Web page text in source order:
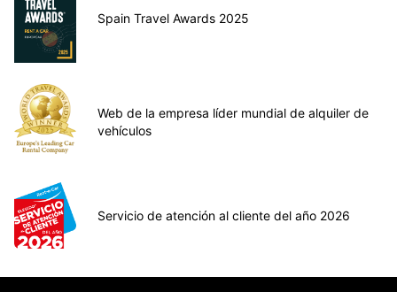
Spain Travel Awards 2025
Web de la empresa líder mundial de alquiler de
vehículos
Servicio de atención al cliente del año 2026